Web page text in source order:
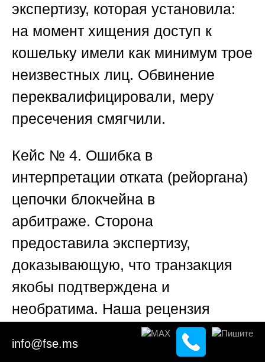
экспертизу, которая установила:
на момент хищения доступ к
кошельку имели как минимум трое
неизвестных лиц. Обвинение
переквалифицировали, меру
пресечения смягчили.
Кейс № 4. Ошибка в
интерпретации отката (рейоргана)
цепочки блокчейна в
арбитраже. Сторона
предоставила экспертизу,
доказывающую, что транзакция
якобы подтверждена и
необратима. Наша рецензия
выявила, что эксперт работал с
нестабильным узлом сети (нодой)
info@fse.ms